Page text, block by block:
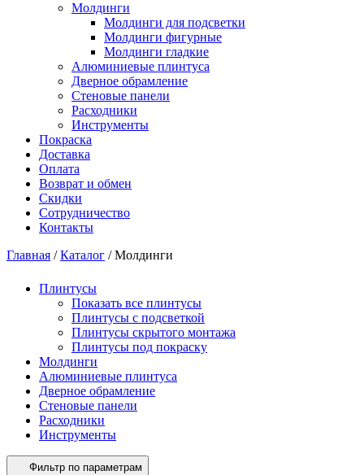
Молдинги
Молдинги для подсветки
Молдинги фигурные
Молдинги гладкие
Алюминиевые плинтуса
Дверное обрамление
Стеновые панели
Расходники
Инструменты
Покраска
Доставка
Оплата
Возврат и обмен
Скидки
Сотрудничество
Контакты
Главная / Каталог / Молдинги
Плинтусы
Показать все плинтусы
Плинтусы с подсветкой
Плинтусы скрытого монтажа
Плинтусы под покраску
Молдинги
Алюминиевые плинтуса
Дверное обрамление
Стеновые панели
Расходники
Инструменты
Фильтр по параметрам